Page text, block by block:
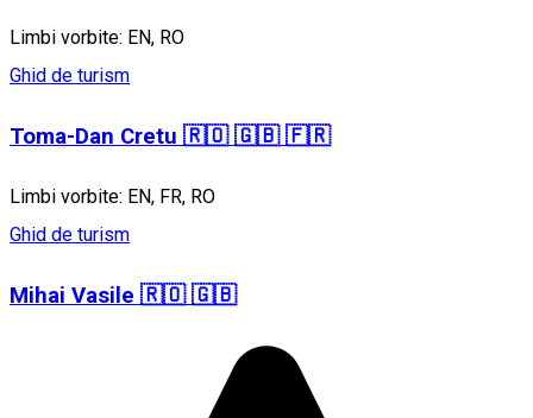
Limbi vorbite: EN, RO
Ghid de turism
Toma-Dan Cretu 🇷🇴 🇬🇧 🇫🇷
Limbi vorbite: EN, FR, RO
Ghid de turism
Mihai Vasile 🇷🇴 🇬🇧